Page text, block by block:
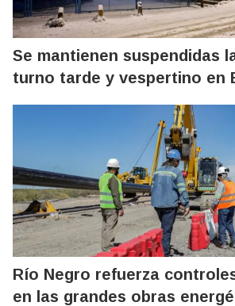
Se mantienen suspendidas
turno tarde y vespertino en
Río Negro refuerza
en las grandes obras